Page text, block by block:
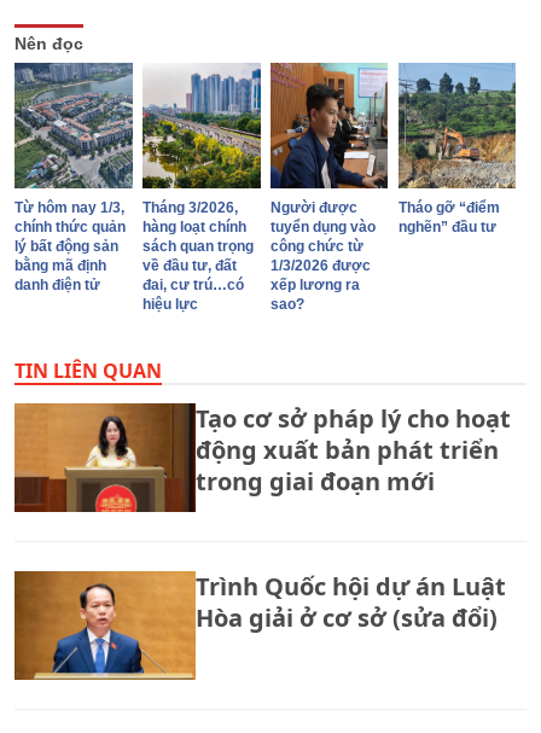
Nên đọc
Từ hôm nay 1/3,
chính thức quản
lý bất động sản
bằng mã định
danh điện tử
Tháng 3/2026,
hàng loạt chính
sách quan trọng
về đầu tư, đất
đai, cư trú…có
hiệu lực
Người được
tuyển dụng vào
công chức từ
1/3/2026 được
xếp lương ra
sao?
Tháo gỡ “điểm
nghẽn” đầu tư
TIN LIÊN QUAN
Tạo cơ sở pháp lý cho hoạt
động xuất bản phát triển
trong giai đoạn mới
Trình Quốc hội dự án Luật
Hòa giải ở cơ sở (sửa đổi)